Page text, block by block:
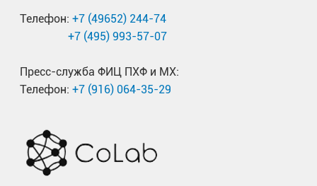
Телефон: +7 (49652) 244-74
+7 (495) 993-57-07
Пресс-служба ФИЦ ПХФ и МХ:
Телефон: +7 (916) 064-35-29